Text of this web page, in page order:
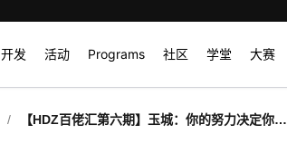
开发 活动 Programs 社区 学堂 大赛
/
【HDZ百佬汇第六期】玉城：你的努力决定你明